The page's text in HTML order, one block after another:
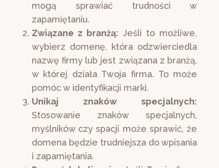
mogą sprawiać trudności w
zapamiętaniu.
Związane z branżą: Jeśli to możliwe,
wybierz domenę, która odzwierciedla
nazwę firmy lub jest związana z branżą,
w której działa Twoja firma. To może
pomóc w identyfikacji marki.
Unikaj znaków specjalnych:
Stosowanie znaków specjalnych,
myślników czy spacji może sprawić, że
domena będzie trudniejsza do wpisania
i zapamiętania.